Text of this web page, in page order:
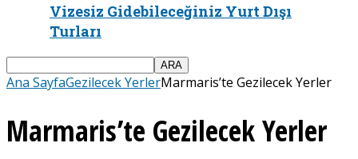
Vizesiz Gidebileceğiniz Yurt Dışı
Turları
Ana SayfaGezilecek YerlerMarmaris’te Gezilecek Yerler
Marmaris’te Gezilecek Yerler